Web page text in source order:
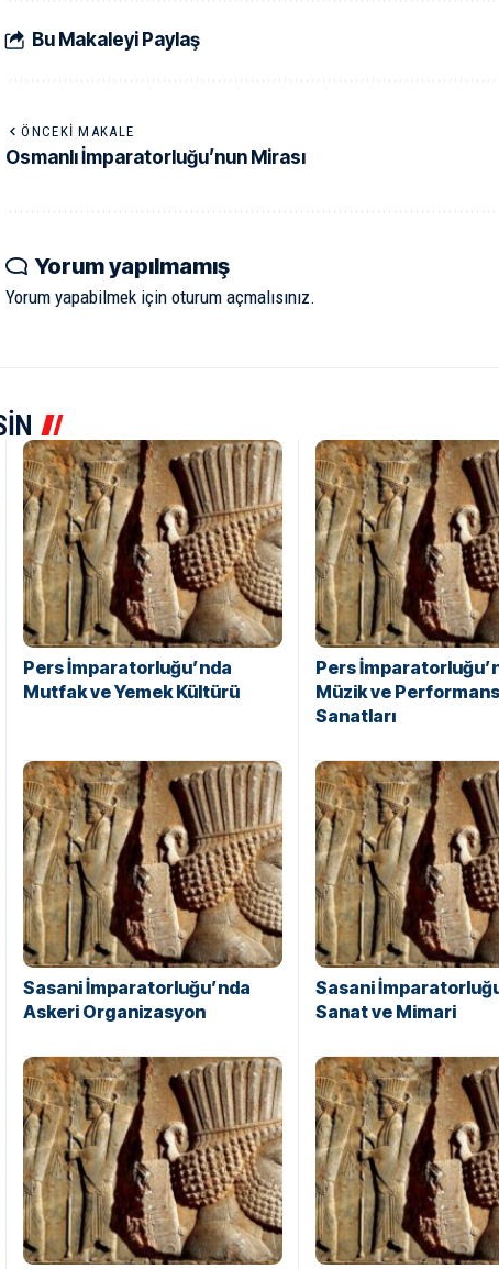
Bu Makaleyi Paylaş
ÖNCEKI MAKALE
Osmanlı İmparatorluğu’nun Mirası
Yorum yapılmamış
Yorum yapabilmek için oturum açmalısınız.
Pers İmparatorluğu’nda
Mutfak ve Yemek Kültürü
Pers
Müzik ve Performans
Sanatları
Sasani İmparatorluğu’nda
Askeri Organizasyon
Sasani
Sanat ve Mimari